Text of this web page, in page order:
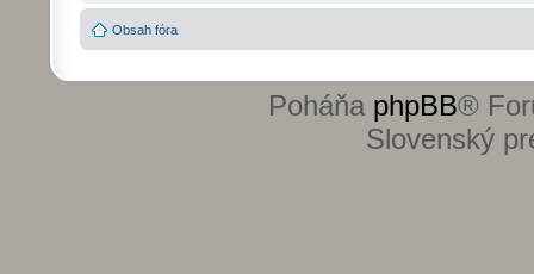
Obsah fóra
Poháňa phpBB®
Slovenský